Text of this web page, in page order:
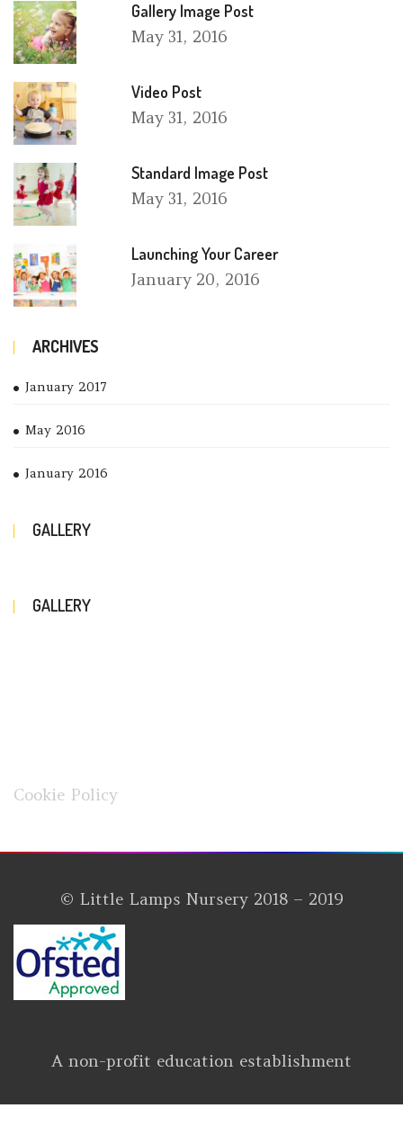
Gallery Image Post
May 31, 2016
Video Post
May 31, 2016
Standard Image Post
May 31, 2016
Launching Your Career
January 20, 2016
ARCHIVES
January 2017
May 2016
January 2016
GALLERY
GALLERY
Cookie Policy
© Little Lamps Nursery 2018 – 2019
A non-profit education establishment